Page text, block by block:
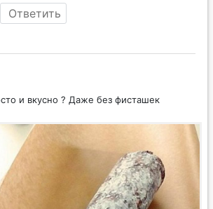
Ответить
и вкусно ? Даже без фисташек